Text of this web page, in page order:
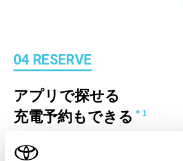
04 RESERVE
アプリで探せる
充電予約もできる ＊1